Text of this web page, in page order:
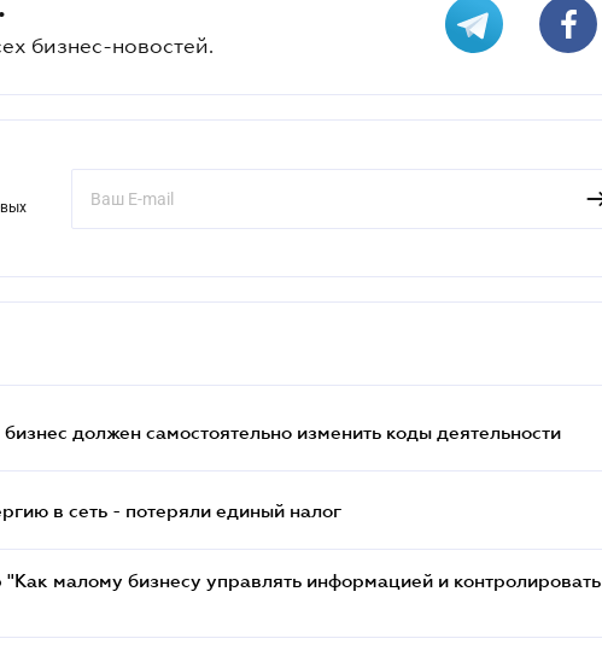
бизнес-новостей.
должен самостоятельно изменить коды деятельности
в сеть - потеряли единый налог
"Как малому бизнесу управлять информацией и контролировать